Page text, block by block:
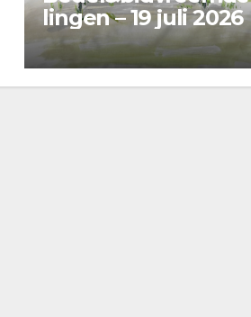
lingen – 19 juli 2026